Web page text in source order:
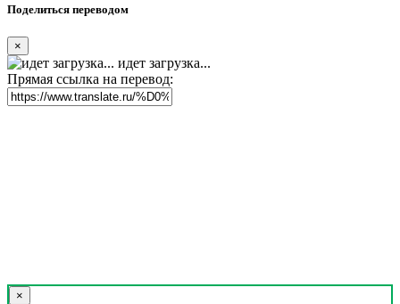
Поделиться переводом
×
идет загрузка...
Прямая ссылка на перевод:
×